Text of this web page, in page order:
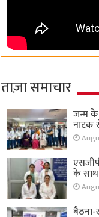
ताज़ा समाचार
जन्म
नाटक
के साथ
बैठना-